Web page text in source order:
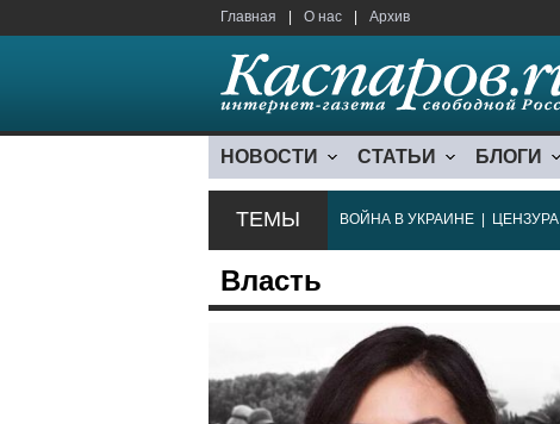
Главная О нас Архив
НОВОСТИ СТАТЬИ БЛОГИ
ТЕМЫ ВОЙНА В УКРАИНЕ ЦЕНЗУРА
Власть